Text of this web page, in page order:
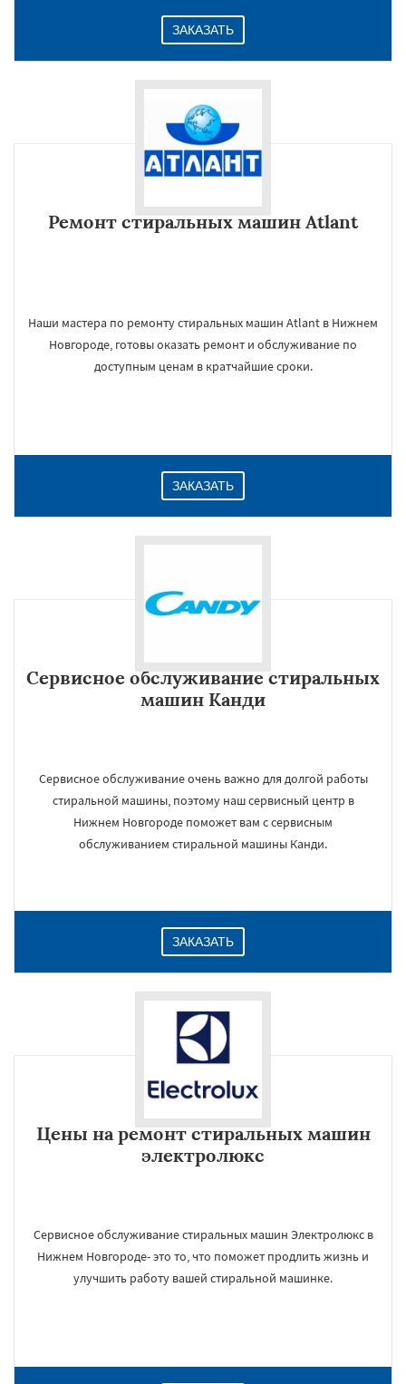
ЗАКАЗАТЬ
Ремонт стиральных машин Atlant
Наши мастера по ремонту стиральных машин Atlant в Нижнем
Новгороде, готовы оказать ремонт и обслуживание по
доступным ценам в кратчайшие сроки.
ЗАКАЗАТЬ
Сервисное обслуживание стиральных
машин Канди
Сервисное обслуживание очень важно для долгой работы
стиральной машины, поэтому наш сервисный центр в
Нижнем Новгороде поможет вам с сервисным
обслуживанием стиральной машины Канди.
ЗАКАЗАТЬ
Цены на ремонт стиральных машин
электролюкс
Сервисное обслуживание стиральных машин Электролюкс в
Нижнем Новгороде- это то, что поможет продлить жизнь и
улучшить работу вашей стиральной машинке.